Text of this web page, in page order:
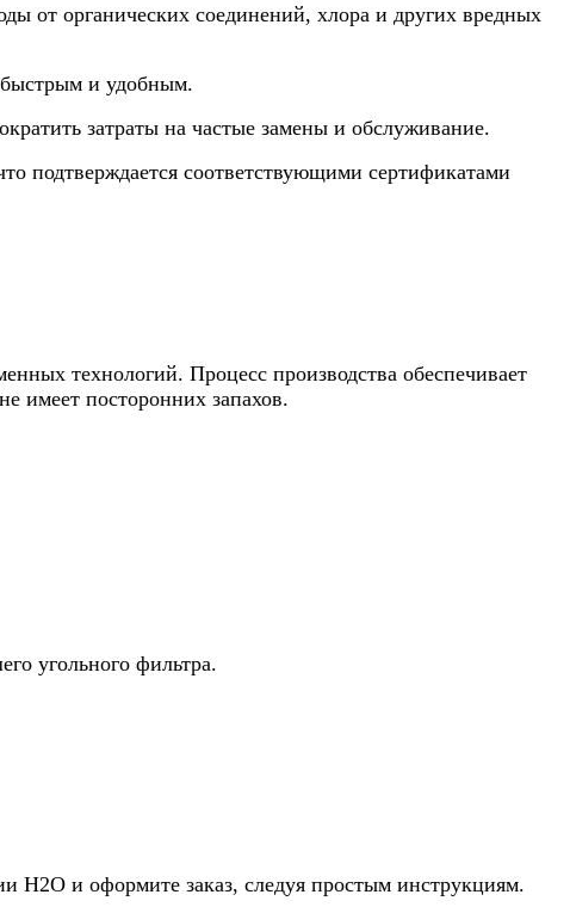
от органических соединений, хлора и других вредных
быстрым и удобным.
затраты на частые замены и обслуживание.
подтверждается соответствующими сертификатами
технологий. Процесс производства обеспечивает
имеет посторонних запахов.
угольного фильтра.
Н2О и оформите заказ, следуя простым инструкциям.